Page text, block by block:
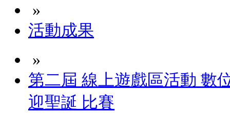
»
活動成果
»
第二屆 線上遊戲區活動 數
迎聖誕 比賽